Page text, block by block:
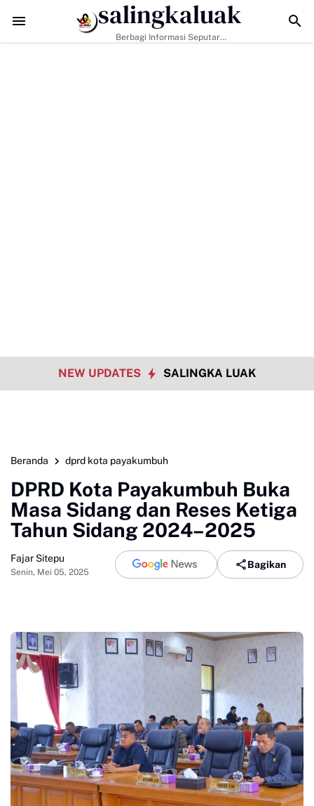
Masyarakat Perkuat Nilai Empat Pilar MPR RITMMD ke-129 Kodim
salingkaluak
Berbagi Informasi Seputar
NEW UPDATES SALINGKA LUAK
Beranda dprd kota payakumbuh
DPRD Kota Payakumbuh Buka
Masa Sidang dan Reses Ketiga
Tahun Sidang 2024–2025
Fajar Sitepu
Senin, Mei 05, 2025
Bagikan